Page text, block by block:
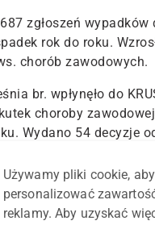
zgłoszeń
rok do roku.
chorób zawodowych.
br. wpłynęło do
choroby zawodowej
Wydano 54 decyzje
się o 7 (14,9
odnotowano:
149
(w tym jeden
Używamy pliki cookie,
personalizować
reklamy. Aby uzyskać